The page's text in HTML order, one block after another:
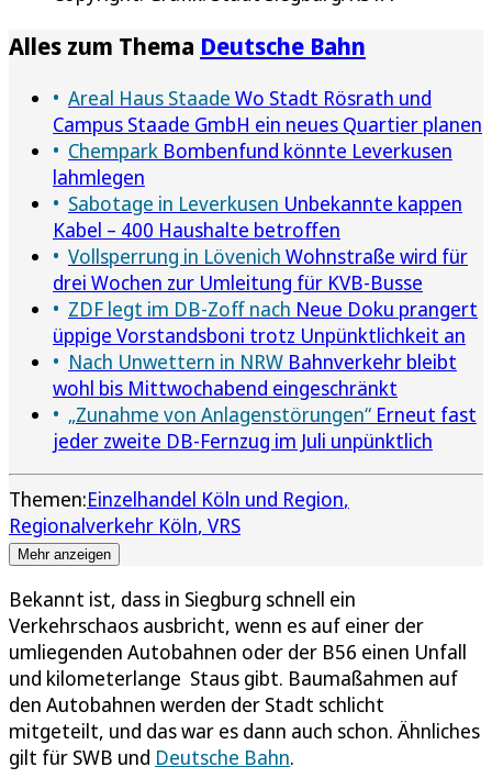
Alles zum Thema Deutsche Bahn
Areal Haus Staade Wo Stadt Rösrath und
Campus Staade GmbH ein neues Quartier planen
Chempark Bombenfund könnte Leverkusen
lahmlegen
Sabotage in Leverkusen Unbekannte kappen
Kabel – 400 Haushalte betroffen
Vollsperrung in Lövenich Wohnstraße wird für
drei Wochen zur Umleitung für KVB-Busse
ZDF legt im DB-Zoff nach Neue Doku prangert
üppige Vorstandsboni trotz Unpünktlichkeit an
Nach Unwettern in NRW Bahnverkehr bleibt
wohl bis Mittwochabend eingeschränkt
„Zunahme von Anlagenstörungen“ Erneut fast
jeder zweite DB-Fernzug im Juli unpünktlich
Themen:Einzelhandel Köln und Region
Regionalverkehr Köln VRS
Mehr anzeigen
Bekannt ist, dass in Siegburg schnell ein
Verkehrschaos ausbricht, wenn es auf einer der
umliegenden Autobahnen oder der B56 einen Unfall
und kilometerlange Staus gibt. Baumaßahmen auf
den Autobahnen werden der Stadt schlicht
mitgeteilt, und das war es dann auch schon. Ähnliches
gilt für SWB und Deutsche Bahn.